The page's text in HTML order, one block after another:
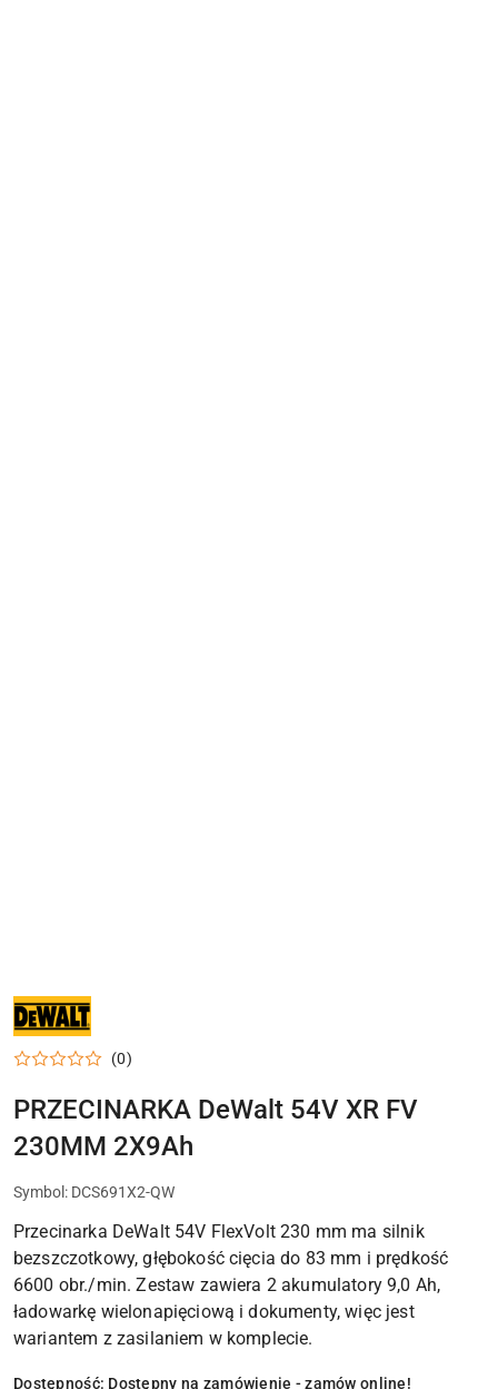
NARZĘDZIA
ELEKTRONARZĘDZIA
DEWALT
DO
DOMU
MONTAŻOWYCH
(0)
PRZECINARKA DeWalt 54V XR FV
230MM 2X9Ah
Symbol: DCS691X2-QW
Przecinarka DeWalt 54V FlexVolt 230 mm ma silnik
bezszczotkowy, głębokość cięcia do 83 mm i prędkość
6600 obr./min. Zestaw zawiera 2 akumulatory 9,0 Ah,
ładowarkę wielonapięciową i dokumenty, więc jest
wariantem z zasilaniem w komplecie.
Dostępność: Dostępny na zamówienie - zamów online!